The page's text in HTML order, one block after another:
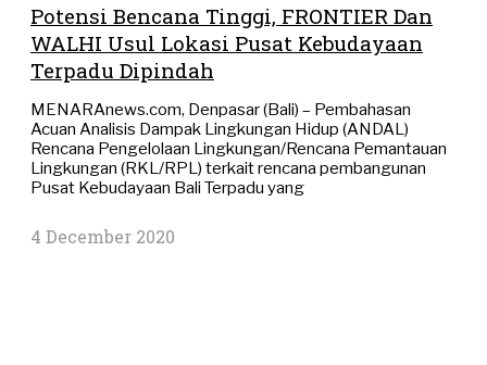
Potensi Bencana Tinggi, FRONTIER Dan
WALHI Usul Lokasi Pusat Kebudayaan
Terpadu Dipindah
MENARAnews.com, Denpasar (Bali) – Pembahasan
Acuan Analisis Dampak Lingkungan Hidup (ANDAL)
Rencana Pengelolaan Lingkungan/Rencana Pemantauan
Lingkungan (RKL/RPL) terkait rencana pembangunan
Pusat Kebudayaan Bali Terpadu yang
4 December 2020